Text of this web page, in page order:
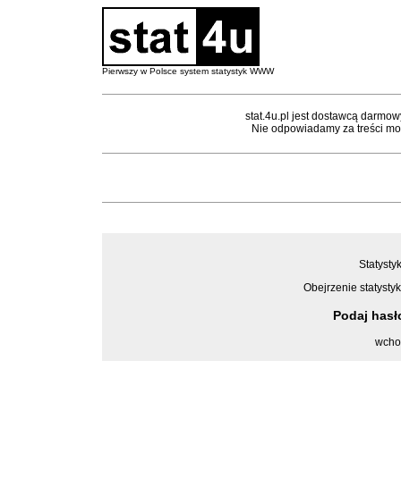
Pierwszy w Polsce system statystyk WWW
stat.4u.pl jest dostawcą
Nie odpowiadamy za treści
Obejrzenie
Podaj